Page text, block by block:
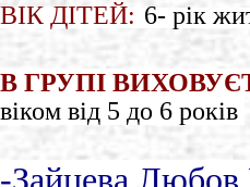
ВІК ДІТЕЙ: 6- рік
В ГРУПІ
віком від 5 до 6 років